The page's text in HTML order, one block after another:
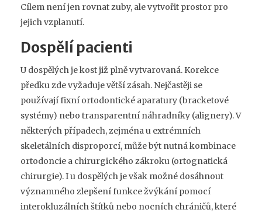
Cílem není jen rovnat zuby, ale vytvořit prostor pro
jejich vzplanutí.
Dospělí pacienti
U dospělých je kost již plně vytvarovaná. Korekce
předku zde vyžaduje větší zásah. Nejčastěji se
používají fixní ortodontické aparatury (bracketové
systémy) nebo transparentní náhradníky (alignery). V
některých případech, zejména u extrémních
skeletálních disproporcí, může být nutná kombinace
ortodoncie a chirurgického zákroku (ortognatická
chirurgie). I u dospělých je však možné dosáhnout
významného zlepšení funkce žvýkání pomocí
interokluzálních štítků nebo nocních chráničů, které